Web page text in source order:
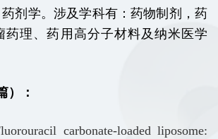
药剂学。涉及学科有：药物制剂，药
药理、药用高分子材料及纳米医学
）：
carbonate-loaded liposome: